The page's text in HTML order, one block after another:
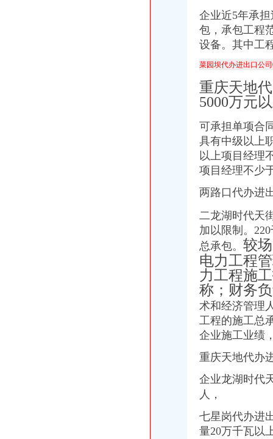
黄埔区代办工商注册黄埔区申请一般纳税人图片大全,广州大坪企业
乐天玛（重庆）商业有限公司大坪店联系方式_信用报告_工商信息-
东非红檀木材进口报关代理东非红檀原木进口流程-东莞市鸿泽进出口
办理广州进出口权的流程有没有公司可以代办进出口权-广州58同城
代理进口清关报检流程_供应产品_东莞市聚海进出口报关有限公司
IC包税进出口代理流程【推荐】,进口报关价格/批发报价/生产厂家/参
【镇江进出口公司注册_进出口公司注册流程_进出口公司注册代理】-
想知道成都进出口退税流程,专业代理公司告诉您-商务-十堰网
上海港代理原木材进口报关/报关报检流程_广东海邦进出口贸易有限公
[股东会]重庆百货：2010年度第三次临时股东大会会议资料-[中财网]
大信国际物流（上海）有限公司重庆分公司-大信国际物流（上海）有
重庆百货大楼股份有限公司关於预计2015年日常关联交易公告
渝中区海事海商在线律师_渝中区海事海商律师在线免费咨询_华律网
渝中区大坪正街四室两厅豪华大套房_重庆渝中区大坪短租房_游天下
重庆渝中区泰国乳胶枕头教大家如何买到正宗的泰国乳胶枕头_第1页_
成都西南交大工程建设咨询监理有限责任公司重庆分公司-主页
底价办理嘉兴无地址进出口公司注册各类许可证代办-嘉兴58同城
苏州代办进出口,苏州进出口公司办理流程_搜狐财经_搜狐网
代办香港公司英国进出口公司注册提供肥料全套手续-运城58同城
企业近5年承
包，承包工程
设备。其中工
菜园坝代办进出口公
重庆天地
5000万元
可承担单项合
具有中级以上
以上项目经理
项目经理不少
两路口代办进
二龙湖时代天
加以限制。
总承包。 较
电力工程
力工程施
称；财务
术和经济管理
工程的施工总
企业施工业绩
重庆天地代办
企业龙湖时代
人，
七星岗代办进
量20万千瓦以